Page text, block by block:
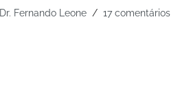
Dr. Fernando Leone 17 comentários